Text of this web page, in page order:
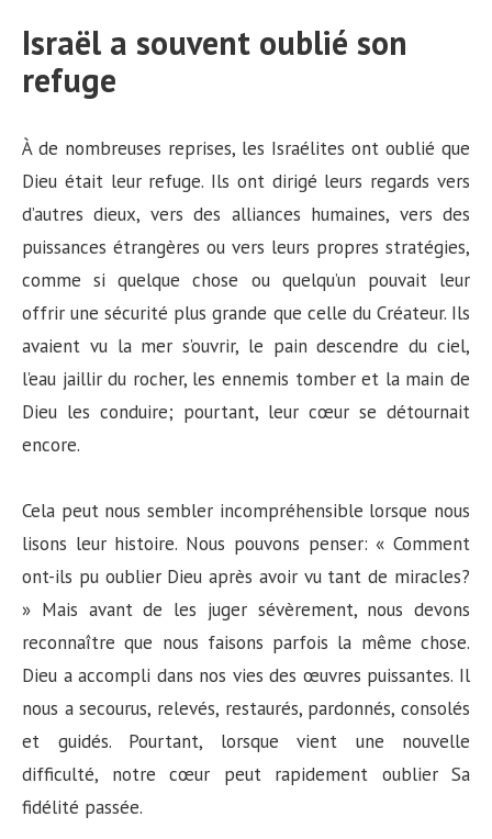
Israël a souvent oublié son
refuge
À de nombreuses reprises, les Israélites ont oublié que
Dieu était leur refuge. Ils ont dirigé leurs regards vers
d’autres dieux, vers des alliances humaines, vers des
puissances étrangères ou vers leurs propres stratégies,
comme si quelque chose ou quelqu’un pouvait leur
offrir une sécurité plus grande que celle du Créateur. Ils
avaient vu la mer s’ouvrir, le pain descendre du ciel,
l’eau jaillir du rocher, les ennemis tomber et la main de
Dieu les conduire; pourtant, leur cœur se détournait
encore.
Cela peut nous sembler incompréhensible lorsque nous
lisons leur histoire. Nous pouvons penser: « Comment
ont-ils pu oublier Dieu après avoir vu tant de miracles?
» Mais avant de les juger sévèrement, nous devons
reconnaître que nous faisons parfois la même chose.
Dieu a accompli dans nos vies des œuvres puissantes. Il
nous a secourus, relevés, restaurés, pardonnés, consolés
et guidés. Pourtant, lorsque vient une nouvelle
difficulté, notre cœur peut rapidement oublier Sa
fidélité passée.